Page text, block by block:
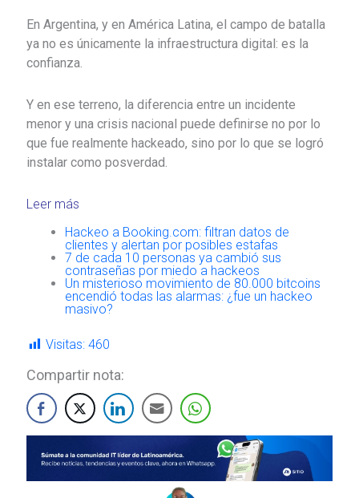
En Argentina, y en América Latina, el campo de batalla
ya no es únicamente la infraestructura digital: es la
confianza.
Y en ese terreno, la diferencia entre un incidente
menor y una crisis nacional puede definirse no por lo
que fue realmente hackeado, sino por lo que se logró
instalar como posverdad.
Leer más
Hackeo a Booking.com: filtran datos de
clientes y alertan por posibles estafas
7 de cada 10 personas ya cambió sus
contraseñas por miedo a hackeos
Un misterioso movimiento de 80.000 bitcoins
encendió todas las alarmas: ¿fue un hackeo
masivo?
Visitas: 460
Compartir nota: